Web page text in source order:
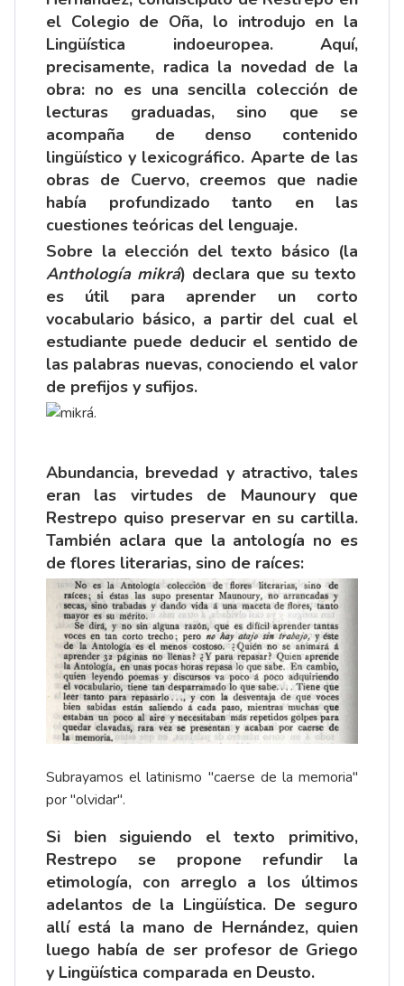
el Colegio de Oña, lo introdujo en la
Lingüística indoeuropea. Aquí,
precisamente, radica la novedad de la
obra: no es una sencilla colección de
lecturas graduadas, sino que se
acompaña de denso contenido
lingüístico y lexicográfico. Aparte de las
obras de Cuervo, creemos que nadie
había profundizado tanto en las
cuestiones teóricas del lenguaje.
Sobre la elección del texto básico (la
Anthología mikrá) declara que su texto
es útil para aprender un corto
vocabulario básico, a partir del cual el
estudiante puede deducir el sentido de
las palabras nuevas, conociendo el valor
de prefijos y sufijos.
Abundancia, brevedad y atractivo, tales
eran las virtudes de Maunoury que
Restrepo quiso preservar en su cartilla.
También aclara que la antología no es
de flores literarias, sino de raíces:
Subrayamos el latinismo "caerse de la memoria"
por "olvidar".
Si bien siguiendo el texto primitivo,
Restrepo se propone refundir la
etimología, con arreglo a los últimos
adelantos de la Lingüística. De seguro
allí está la mano de Hernández, quien
luego había de ser profesor de Griego
y Lingüística comparada en Deusto.